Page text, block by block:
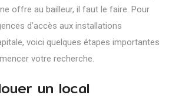
offre au bailleur, il faut le faire. Pour
d’accès aux installations
voici quelques étapes importantes
votre recherche.
un local